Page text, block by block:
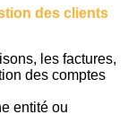
des clients
les factures,
des comptes
entité ou